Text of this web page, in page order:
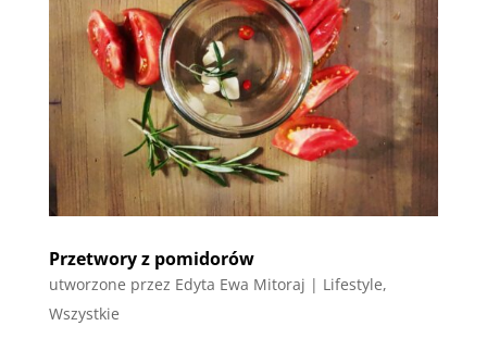
Przetwory z pomidorów
utworzone przez Edyta Ewa Mitoraj | Lifestyle,
Wszystkie